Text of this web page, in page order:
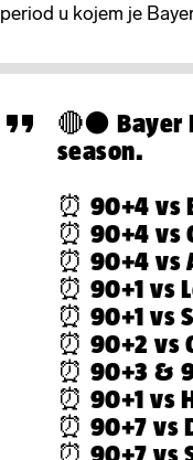
period u kojem je
🔴⚫️ Bayer
season.
⏰ 90+4 vs
⏰ 90+4 vs
⏰ 90+4 vs
⏰ 90+1 vs
⏰ 90+1 vs
⏰ 90+2 vs
⏰ 90+3 &
⏰ 90+1 vs
⏰ 90+7 vs
⏰ 90+7 vs